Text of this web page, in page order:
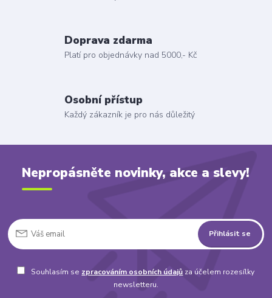
Doprava zdarma
Platí pro objednávky nad 5000,- Kč
Osobní přístup
Každý zákazník je pro nás důležitý
Nepropásněte novinky, akce a slevy!
Přihlásit se
Souhlasím se zpracováním osobních údajů za účelem rozesílky
newsletteru.